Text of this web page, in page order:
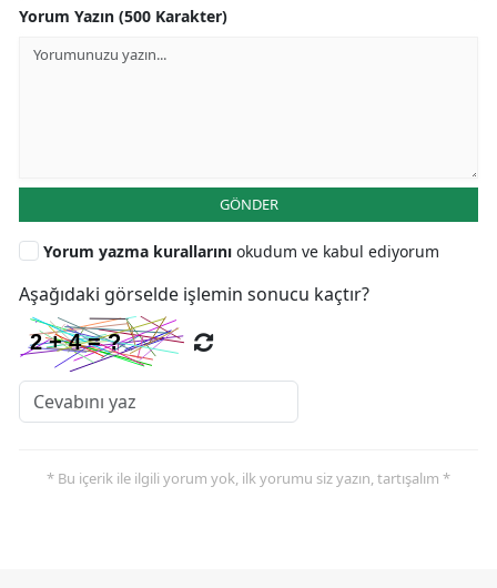
Yorum Yazın (500 Karakter)
GÖNDER
Yorum yazma kurallarını okudum ve kabul ediyorum
Aşağıdaki görselde işlemin sonucu kaçtır?
* Bu içerik ile ilgili yorum yok, ilk yorumu siz yazın, tartışalım *